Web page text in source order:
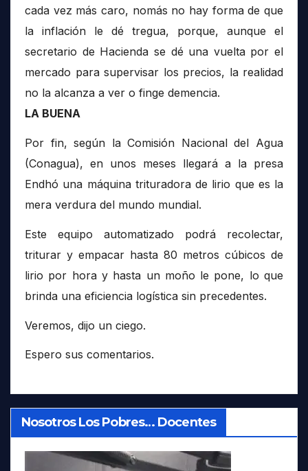
cada vez más caro, nomás no hay forma de que
la inflación le dé tregua, porque, aunque el
secretario de Hacienda se dé una vuelta por el
mercado para supervisar los precios, la realidad
no la alcanza a ver o finge demencia.
LA BUENA
Por fin, según la Comisión Nacional del Agua
(Conagua), en unos meses llegará a la presa
Endhó una máquina trituradora de lirio que es la
mera verdura del mundo mundial.
Este equipo automatizado podrá recolectar,
triturar y empacar hasta 80 metros cúbicos de
lirio por hora y hasta un moño le pone, lo que
brinda una eficiencia logística sin precedentes.
Veremos, dijo un ciego.
Espero sus comentarios.
Nosotros Los Pobres… Docentes